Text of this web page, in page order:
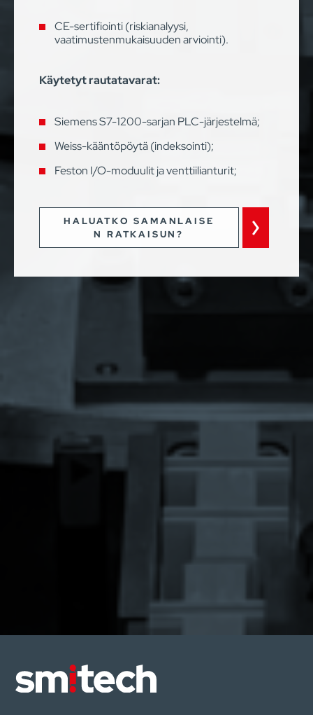
CE-sertifiointi (riskianalyysi,
vaatimustenmukaisuuden arviointi).
Käytetyt rautatavarat:
Siemens S7-1200-sarjan PLC-järjestelmä;
Weiss-kääntöpöytä (indeksointi);
Feston I/O-moduulit ja venttiilianturit;
HALUATKO SAMANLAISE
N RATKAISUN?